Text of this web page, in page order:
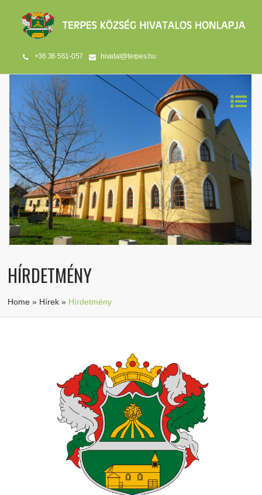
+36 36 561-057 hivatal@terpes.hu
HÍRDETMÉNY
Home » Hírek » Hírdetmény